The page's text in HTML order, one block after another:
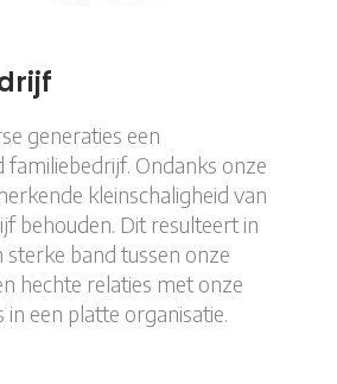
generaties een
Ondanks onze
kleinschaligheid van
behouden. Dit resulteert in
sterke band tussen onze
hechte relaties met onze
een platte organisatie.